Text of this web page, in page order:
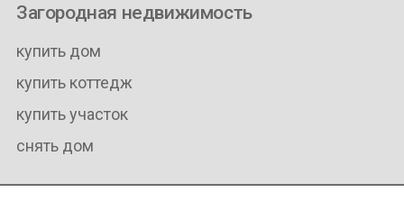
Загородная недвижимость
купить дом
купить коттедж
купить участок
снять дом